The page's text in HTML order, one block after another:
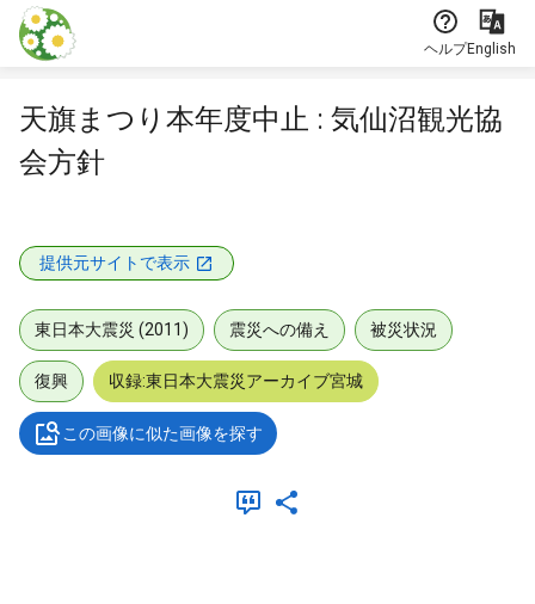
本文に飛ぶ
ヘルプEnglish
天旗まつり本年度中止 : 気仙沼観光協
会方針
提供元サイトで表示
東日本大震災 (2011) 震災への備え 被災状況
復興 収録:東日本大震災アーカイブ宮城
この画像に似た画像を探す